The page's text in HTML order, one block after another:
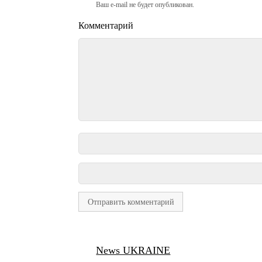
Ваш e-mail не будет опубликован.
Комментарий
News UKRAINE